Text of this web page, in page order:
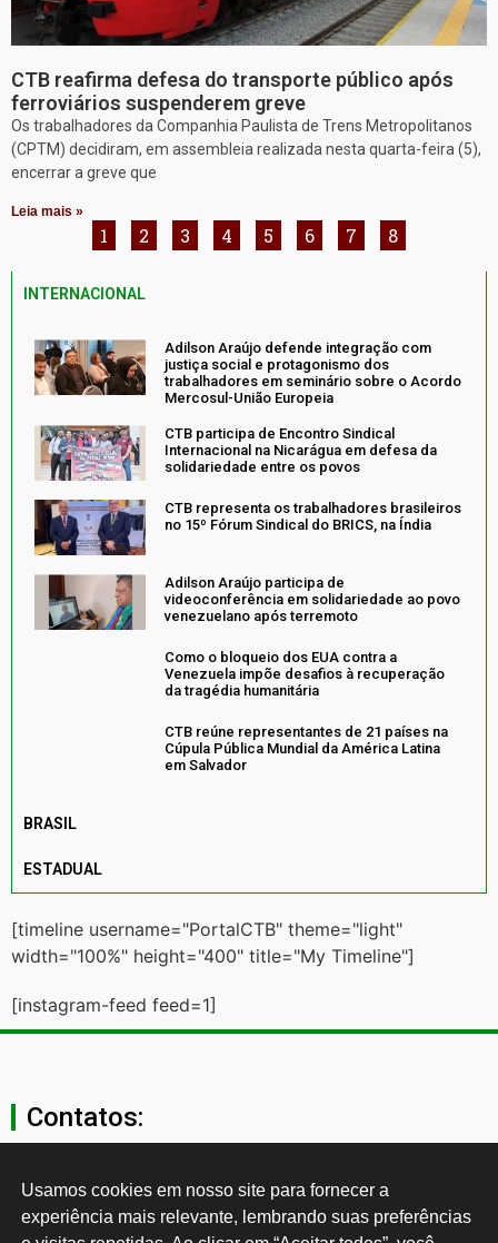
CTB reafirma defesa do transporte público após
ferroviários suspenderem greve
Os trabalhadores da Companhia Paulista de Trens Metropolitanos
(CPTM) decidiram, em assembleia realizada nesta quarta-feira (5),
encerrar a greve que
Leia mais »
1 2 3 4 5 6 7 8
INTERNACIONAL
Adilson Araújo defende integração com
justiça social e protagonismo dos
trabalhadores em seminário sobre o Acordo
Mercosul-União Europeia
CTB participa de Encontro Sindical
Internacional na Nicarágua em defesa da
solidariedade entre os povos
CTB representa os trabalhadores brasileiros
no 15º Fórum Sindical do BRICS, na Índia
Adilson Araújo participa de
videoconferência em solidariedade ao povo
venezuelano após terremoto
Como o bloqueio dos EUA contra a
Venezuela impõe desafios à recuperação
da tragédia humanitária
CTB reúne representantes de 21 países na
Cúpula Pública Mundial da América Latina
em Salvador
BRASIL
ESTADUAL
[timeline username="PortalCTB" theme="light"
width="100%" height="400" title="My Timeline"]
[instagram-feed feed=1]
Contatos:
secgeral@ctb.org.br
11 3874-0040
Usamos cookies em nosso site para fornecer a
experiência mais relevante, lembrando suas preferências